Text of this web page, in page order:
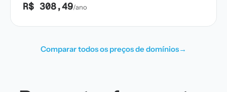
R$ 308,49/ano
Comparar todos os preços de domínios→